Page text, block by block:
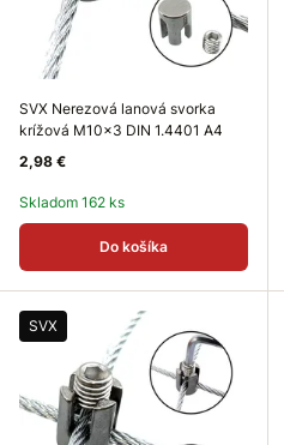
SVX Nerezová lanová svorka
krížová M10x3 DIN 1.4401 A4
2,98 €
Skladom 162 ks
Do košíka
SVX